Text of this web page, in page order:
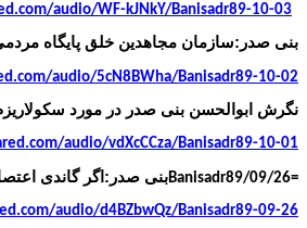
audio/WF-kJNkY/Banisadr89-10-03
بنی صدر:سازمان مجاهدین خلق پایگاه مردمی
audio/5cN8BWha/Banisadr89-10-02
نگرش ابوالحسن بنی صدر در مورد
audio/vdXcCCza/Banisadr89-10-01
Banisadr89/09/26=بنی صدر:اگر گاندی
audio/d4BZbwQz/Banisadr89-09-26